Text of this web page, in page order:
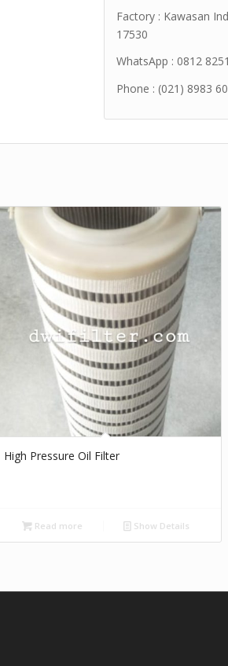
Factory : Kawasan
17530
WhatsApp : 0812
Phone : (021) 8983
High Pressure Oil Filter
Read more Show Details